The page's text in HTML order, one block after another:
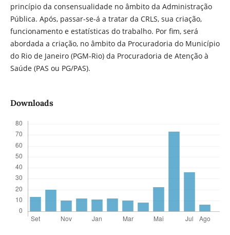
princípio da consensualidade no âmbito da Administração
Pública. Após, passar-se-á a tratar da CRLS, sua criação,
funcionamento e estatísticas do trabalho. Por fim, será
abordada a criação, no âmbito da Procuradoria do Município
do Rio de Janeiro (PGM-Rio) da Procuradoria de Atenção à
Saúde (PAS ou PG/PAS).
Downloads